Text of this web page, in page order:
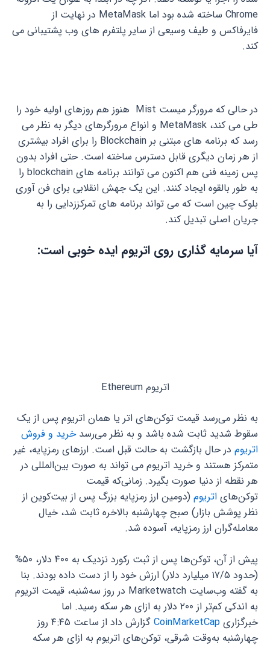
Chrome ساخته شده بود اما MetaMask در نهایت از
فایرفاکس و طیف وسیعی از سایر پلتفرم های وب پشتیبانی می
کند.
در حالی که مرورگر میست Mist هنوز هم روزهای اولیه خود را
طی می کند، MetaMask و انواع مرورگرهای دیگر به نظر می
رسد که برنامه های مبتنی بر Blockchain را برای افراد بیشتری
از هر زمان دیگری قابل دسترس ساخته است. حتی افراد بدون
پس زمینه فنی هم اکنون می توانند برنامه های blockchain را
به طور بالقوه ایجاد کنند. این یک جهش انقلابی برای فن آوری
بلوک چین است که می تواند برنامه های تمرکززدایی را به
جریان اصلی تبدیل کند.
آیا سرمایه گذاری روی اتریوم ایده خوبی است:
اتریوم Ethereum
به نظر می‌رسد قیمت توکن‌های اتر یا همان اتریوم پس از یک
سقوط شدید ثابت شده باشد و به نظر می‌رسدخرید و فروش
اتریوم در حال بازگشت به حالت قبل است. ارزهای رمزپایه، غیر
متمرکز هستند و خرید اتریوم می تواند به صورت بین‌المللی در
هر نقطه از دنیا صورت بگیرد. زمانی‌که قیمت
توکن‌هایاتریوم(دومین ارز رمزپایه بزرگ پس از بیت‌کوین از
نظر پوشش بازار) صبح چهارشنبه بالاخره ثابت شد، خیال
معامله‌گران ارز رمزپایه، آسوده شد.
پیش از آن، توکن‌ها پس از ثبت رکورد نزدیک به ۴۰۰ دلار، ۵۰%
(حدود ۱۷/۵ میلیارد دلار) ارزش خود را از دست داده بودند. بنا
به گفته وب‌سایت Marketwatch در روز سه‌شنبه، قیمت اتریوم
به اندکی کم‌تر از ۲۰۰ دلار به ازای هر سکه رسید. اما
خبرگزاریCoinMarketCap
گزارش داد از ساعت ۴:۴۵ روز
چهارشنبه به‌وقت شرقی، توکن‌های اتریوم به ازای هر سکه